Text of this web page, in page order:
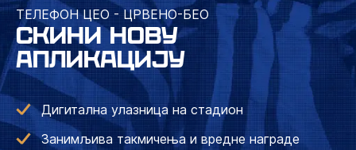
ТЕЛЕФОН ЦЕО - ЦРВЕНО-БЕО
СКИНИ НОВУ
АПЛИКАЦИЈУ
Дигитална улазница на стадион
Занимљива такмичења и вредне награде